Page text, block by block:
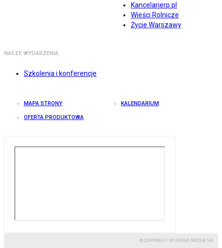
Kancelarierp.pl
Wieści Rolnicze
Życie Warszawy
NASZE WYDARZENIA
Szkolenia i konferencje
MAPA STRONY KALENDARIUM
OFERTA PRODUKTOWA
© COPYRIGHT BY GREMI MEDIA SA